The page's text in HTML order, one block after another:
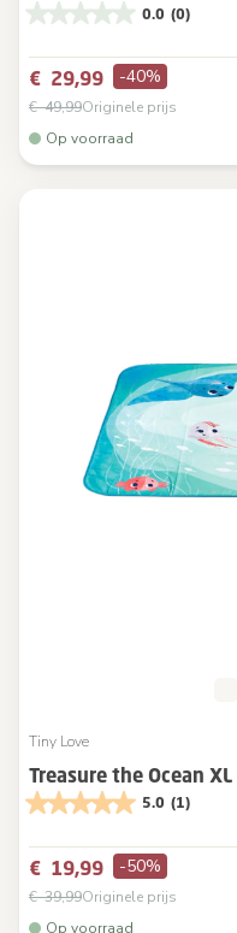
0.0 (0)
€ 29,99 -40%
€ 49,99Originele prijs
Op voorraad
Tiny Love
Treasure the Ocean
5.0 (1)
€ 19,99 -50%
€ 39,99Originele prijs
Op voorraad